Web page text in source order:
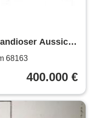
Aussicht
68163
400.000 €